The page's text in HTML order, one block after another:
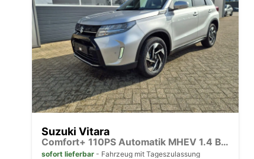
Suzuki Vitara
Comfort+ 110PS Automatik MHEV 1.4 Boosterjet Teilleder Navi Klimaautomatik Sitzheizung ACC PDC v+h Rückf.Kamera Suzuki-Radio Apple CarPlay Android Auto Touchscreen 2xKeyless 17-LM
sofort lieferbar Fahrzeug mit Tageszulassung